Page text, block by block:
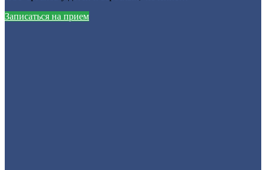
Записаться на прием